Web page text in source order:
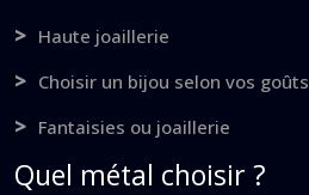
Haute joaillerie
Choisir un bijou selon vos goûts
Fantaisies ou joaillerie
Quel métal choisir ?